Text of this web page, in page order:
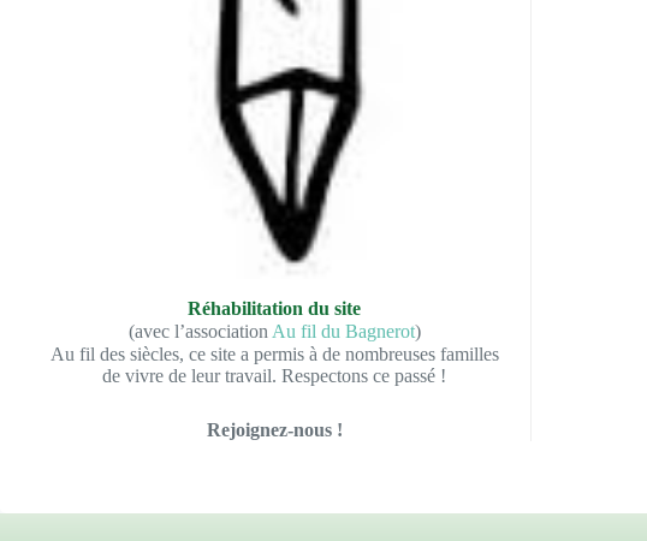
Réhabilitation du site
(avec l’association Au fil du Bagnerot)
Au fil des siècles, ce site a permis à de nombreuses familles
de vivre de leur travail. Respectons ce passé !
Rejoignez-nous !